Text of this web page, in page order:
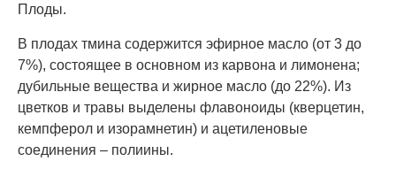
Плоды.
В плодах тмина содержится эфирное масло (от 3 до
7%), состоящее в основном из карвона и лимонена;
дубильные вещества и жирное масло (до 22%). Из
цветков и травы выделены флавоноиды (кверцетин,
кемпферол и изорамнетин) и ацетиленовые
соединения – полиины.